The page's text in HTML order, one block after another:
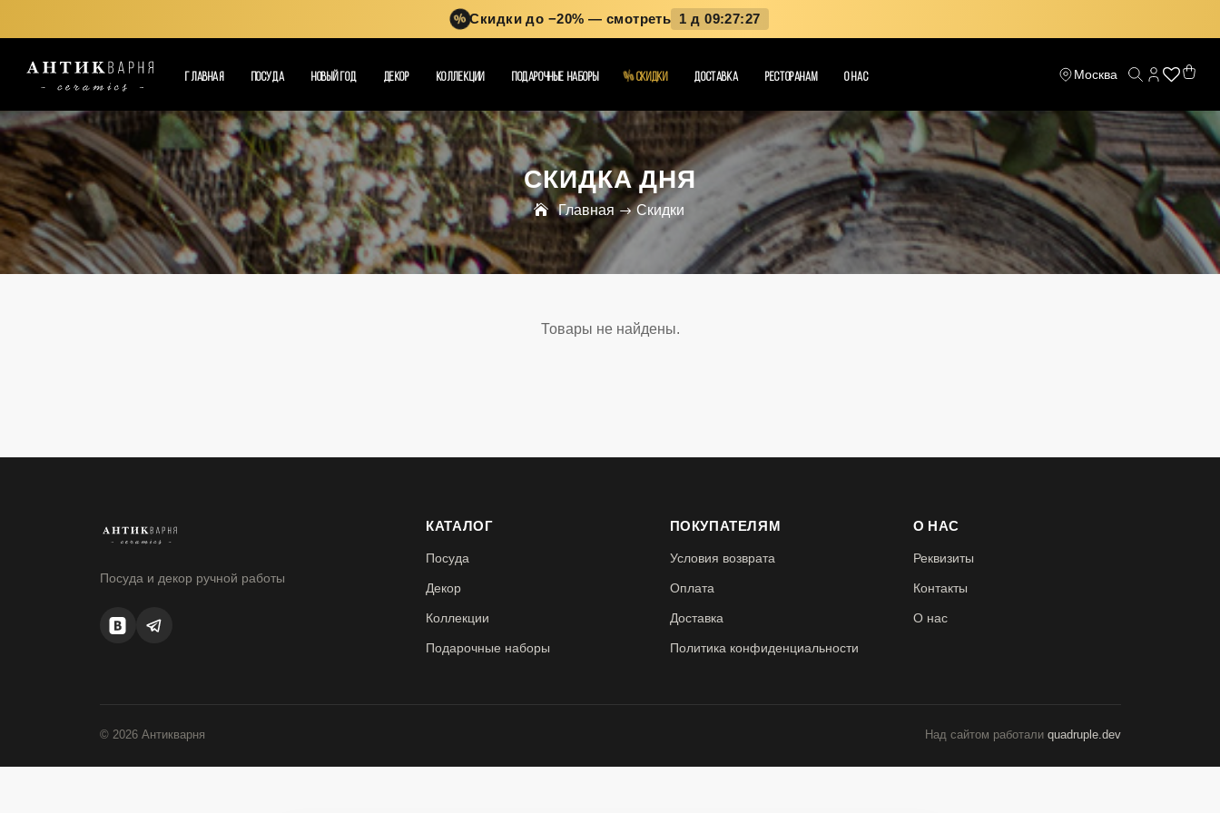
% Скидки до −20% — смотреть 1 д 09:27:27
ГЛАВНАЯ ПОСУДА НОВЫЙ ГОД ДЕКОР КОЛЛЕКЦИИ ПОДАРОЧНЫЕ НАБОРЫ %СКИДКИ ДОСТАВКА РЕСТОРАНАМ О НАС Москва
СКИДКА ДНЯ
Главная Скидки
Товары не найдены.
Посуда и декор ручной работы
КАТАЛОГ
Посуда
Декор
Коллекции
Подарочные наборы
ПОКУПАТЕЛЯМ
Условия возврата
Оплата
Доставка
Политика конфиденциальности
О НАС
Реквизиты
Контакты
О нас
© 2026 Антикварня Над сайтом работали quadruple.dev